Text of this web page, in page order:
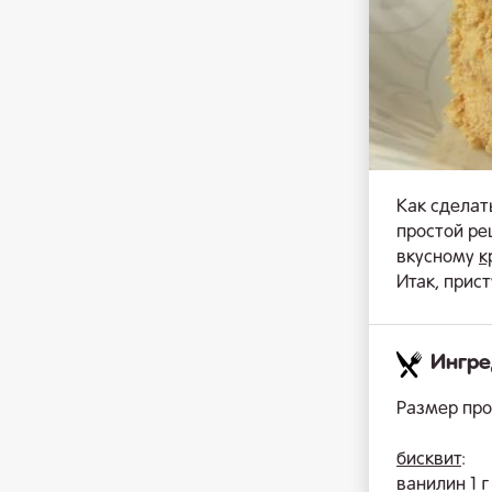
Как
простой
вкусному
Итак,
Размер
бисквит:
ванилин 1 г